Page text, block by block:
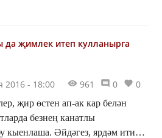
да җимлек итеп кулланырга
2016 - 18:00 961 0 0
җир өстен ап-ак кар белән
безнең канатлы
кыенлаша. Әйдәгез, ярдәм итик,